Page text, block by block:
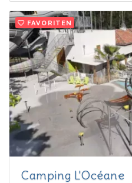
FAVORITEN
Camping L'Océane